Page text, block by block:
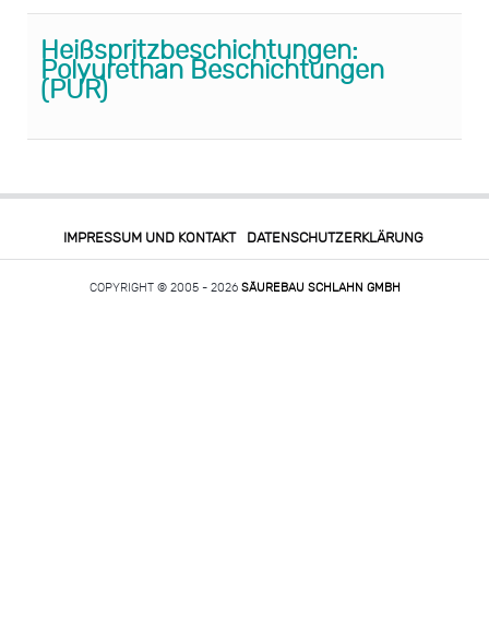
Heißspritzbeschichtungen:
Polyurethan Beschichtungen
(PUR)
IMPRESSUM UND KONTAKT DATENSCHUTZERKLÄRUNG
COPYRIGHT © 2005 - 2026 SÄUREBAU SCHLAHN GMBH